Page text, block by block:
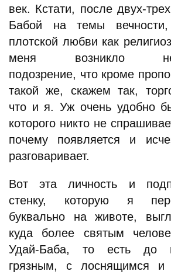
век. Кстати, после двух-
Бабой на темы
плотской любви как
меня возникло
подозрение, что кроме
такой же, скажем так,
что и я. Уж очень удобно
которого никто не
почему появляется и
разговаривает.
Вот эта личность и
стенку, которую я
буквально на животе,
куда более святым
Удай-Баба, то есть до
грязным, с лоснящимся и